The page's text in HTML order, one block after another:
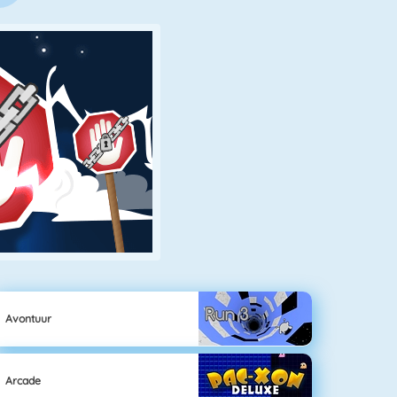
Avontuur
Arcade